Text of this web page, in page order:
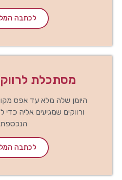
לכתבה
מסתכלת
היומן שלה מלא עד אפס
ורווקים שמגיעים אליה
לכתבה